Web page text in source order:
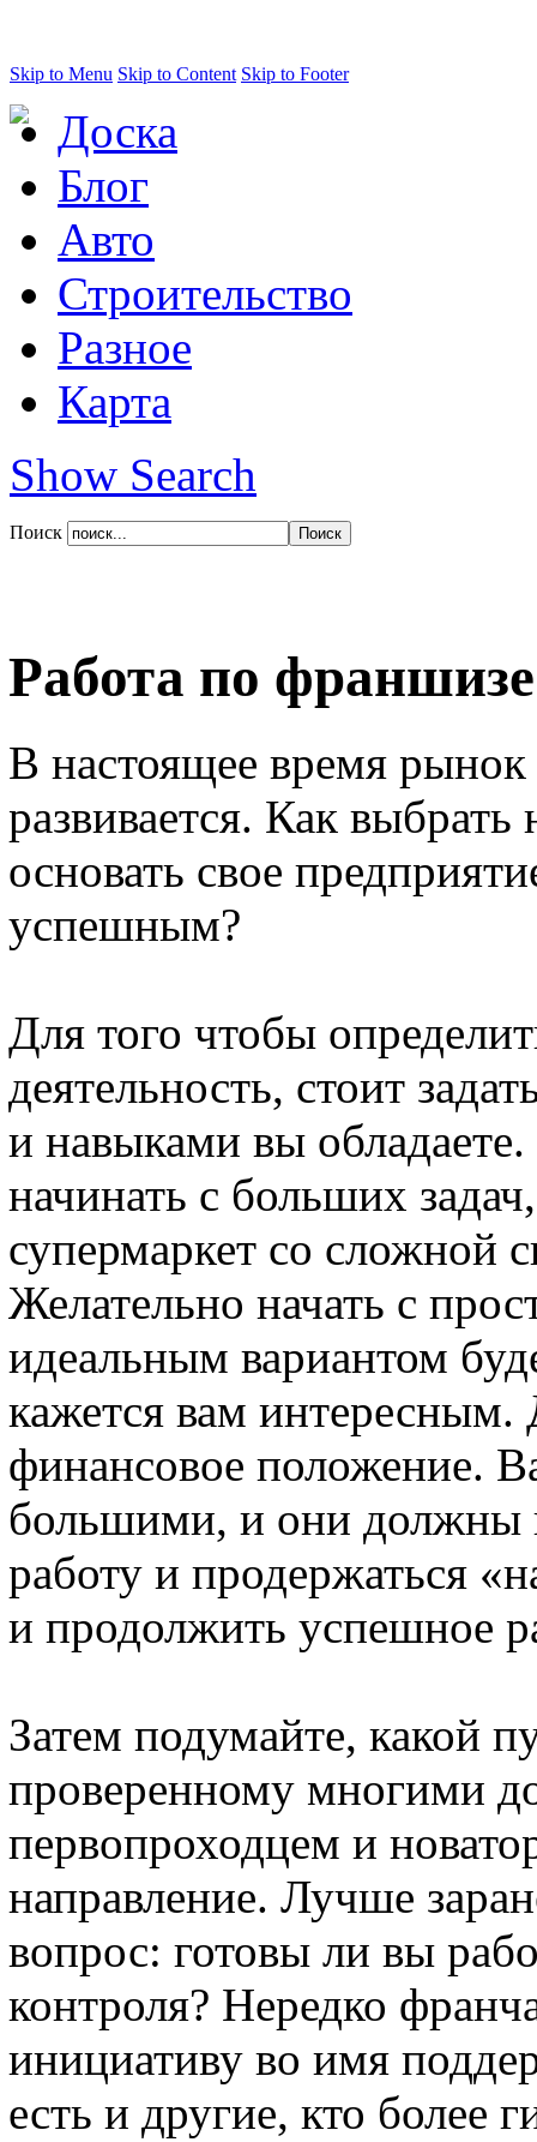
Skip to Menu Skip to Content Skip to Footer
Доска
Блог
Авто
Строительство
Разное
Карта
Show Search
Поиск
Работа по франшизе
В настоящее время рынок
развивается. Как
основать свое
успешным?
Для того чтобы
деятельность, стоит
и навыками вы
начинать с больших
супермаркет со сложной
Желательно начать с
идеальным вариантом
кажется вам интересным.
финансовое положение.
большими, и они должны
работу и продержаться
и продолжить успешное
Затем подумайте, какой
проверенному многими
первопроходцем и
направление. Лучше
вопрос: готовы ли вы
контроля? Нередко
инициативу во имя
есть и другие, кто более